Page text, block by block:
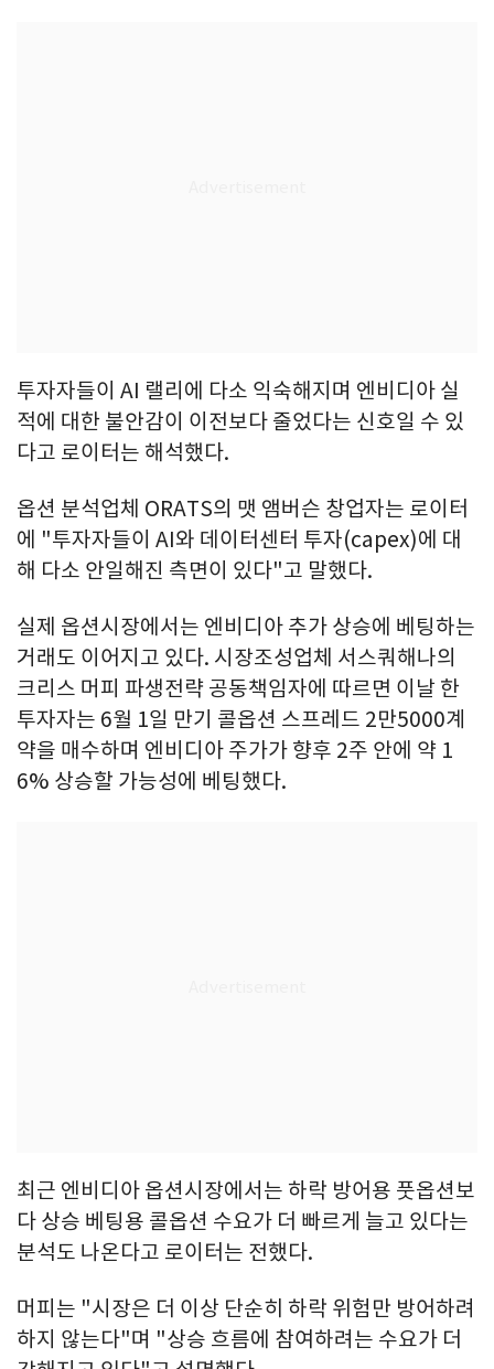
투자자들이 AI 랠리에 다소 익숙해지며 엔비디아 실
적에 대한 불안감이 이전보다 줄었다는 신호일 수 있
다고 로이터는 해석했다.
옵션 분석업체 ORATS의 맷 앰버슨 창업자는 로이터
에 "투자자들이 AI와 데이터센터 투자(capex)에 대
해 다소 안일해진 측면이 있다"고 말했다.
실제 옵션시장에서는 엔비디아 추가 상승에 베팅하는
거래도 이어지고 있다. 시장조성업체 서스쿼해나의
크리스 머피 파생전략 공동책임자에 따르면 이날 한
투자자는 6월 1일 만기 콜옵션 스프레드 2만5000계
약을 매수하며 엔비디아 주가가 향후 2주 안에 약 1
6% 상승할 가능성에 베팅했다.
최근 엔비디아 옵션시장에서는 하락 방어용 풋옵션보
다 상승 베팅용 콜옵션 수요가 더 빠르게 늘고 있다는
분석도 나온다고 로이터는 전했다.
머피는 "시장은 더 이상 단순히 하락 위험만 방어하려
하지 않는다"며 "상승 흐름에 참여하려는 수요가 더